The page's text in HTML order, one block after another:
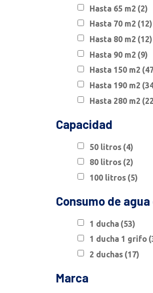
Hasta 65 m2 (2)
Hasta 70 m2 (12)
Hasta 80 m2 (12)
Hasta 90 m2 (9)
Hasta 150 m2
Hasta 190 m2
Hasta 280 m2
Capacidad
50 litros (4)
80 litros (2)
100 litros (5)
Consumo de
1 ducha (53)
1 ducha 1 grifo
2 duchas (17)
Marca